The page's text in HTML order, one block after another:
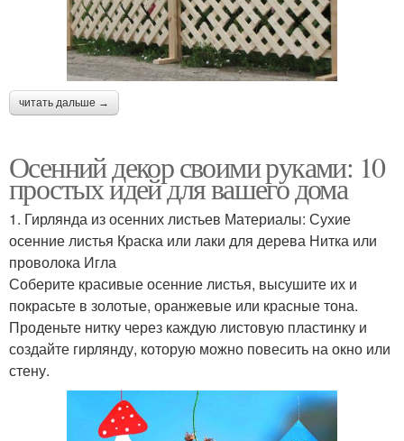
читать дальше →
Осенний декор своими руками: 10
простых идей для вашего дома
1. Гирлянда из осенних листьев Материалы: Сухие
осенние листья Краска или лаки для дерева Нитка или
проволока Игла
Соберите красивые осенние листья, высушите их и
покрасьте в золотые, оранжевые или красные тона.
Проденьте нитку через каждую листовую пластинку и
создайте гирлянду, которую можно повесить на окно или
стену.